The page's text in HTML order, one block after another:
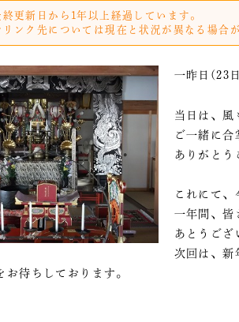
更新日から1年以上経過しています。
ンク先については現在と状況が異なる場合
一昨日(23
当日は、風
ご一緒に合
ありがとう
これにて、
一年間、皆
あとうござ
次回は、新
お待ちしております。